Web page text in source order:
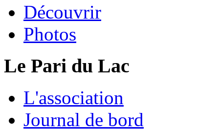
Découvrir
Photos
Le Pari du Lac
L'association
Journal de bord